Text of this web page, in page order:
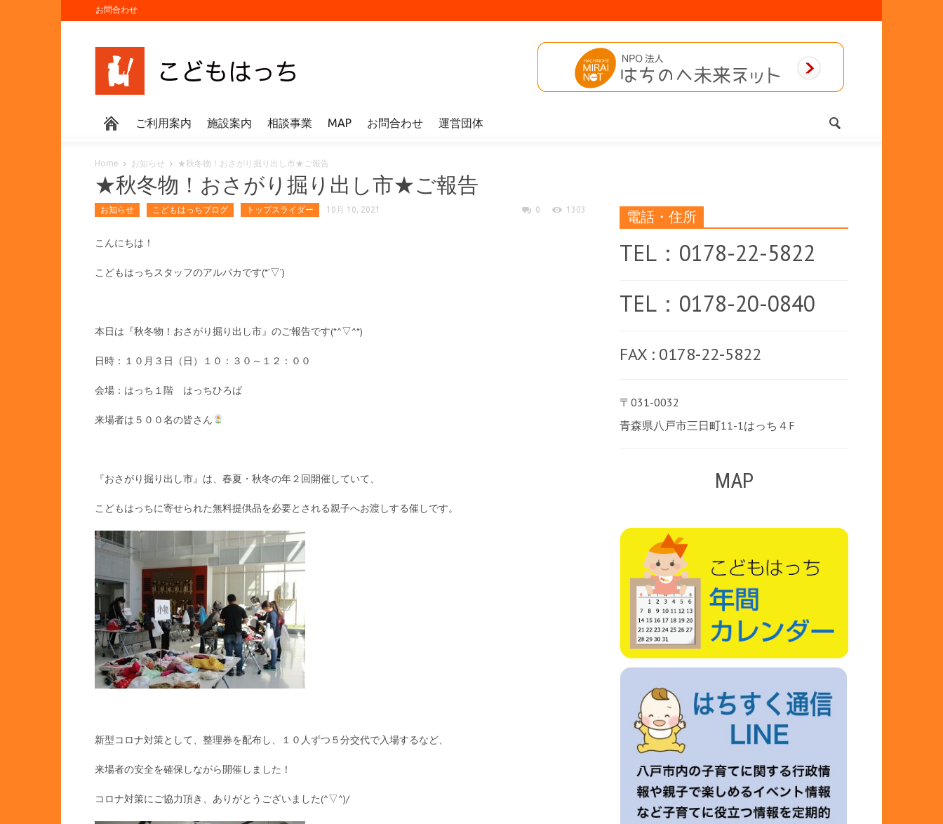
お問合わせ
ご利用案内 施設案内 相談事業 MAP お問合わせ 運営団体
Home お知らせ ★秋冬物！おさがり掘り出し市★ご報告
★秋冬物！おさがり掘り出し市★ご報告
お知らせ こどもはっちブログ トップスライダー 10月 10, 2021 0 1303
こんにちは！
こどもはっちスタッフのアルパカです(*’▽’)
本日は『秋冬物！おさがり掘り出し市』のご報告です(*^▽^*)
日時：１０月３日（日）１０：３０～１２：００
会場：はっち１階 はっちひろば
来場者は５００名の皆さん
『おさがり掘り出し市』は、春夏・秋冬の年２回開催していて、
こどもはっちに寄せられた無料提供品を必要とされる親子へお渡しする催しです。
新型コロナ対策として、整理券を配布し、１０人ずつ５分交代で入場するなど、
来場者の安全を確保しながら開催しました！
コロナ対策にご協力頂き、ありがとうございました(^▽^)/
電話・住所
TEL：0178-22-5822
TEL：0178-20-0840
FAX : 0178-22-5822
〒031-0032
青森県八戸市三日町11-1はっち４F
MAP